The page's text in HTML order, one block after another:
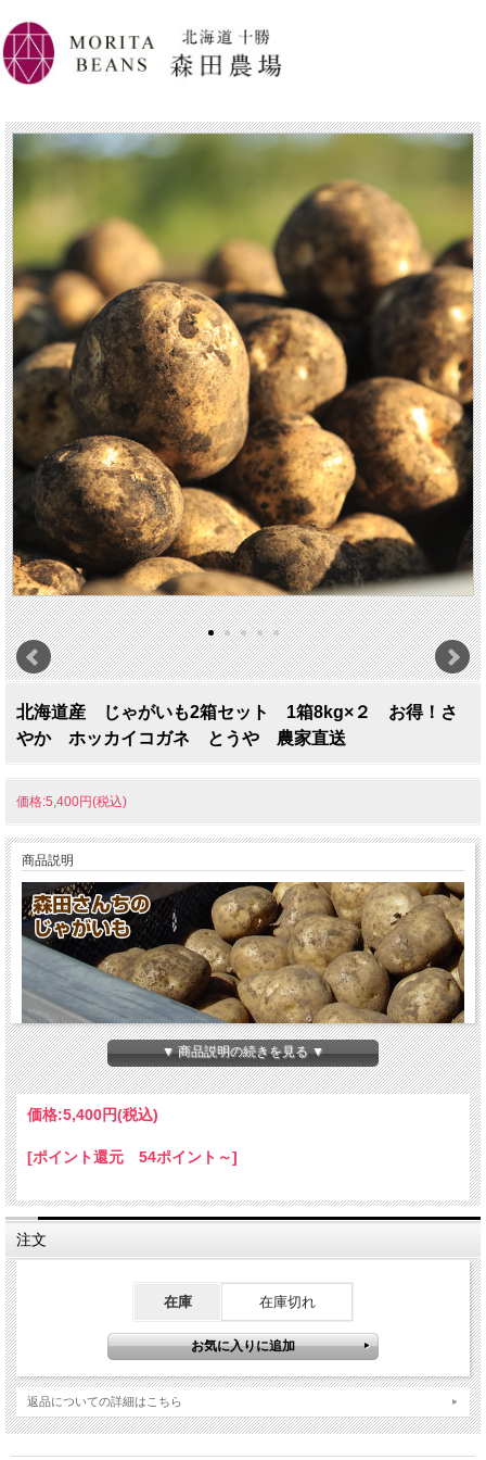
北海道産 じゃがいも2箱セット 1箱8kg×２ お得！さ
やか ホッカイコガネ とうや 農家直送
価格:5,400円(税込)
商品説明
▼ 商品説明の続きを見る ▼
価格:5,400円(税込)
[ポイント還元 54ポイント～]
注文
在庫 在庫切れ
返品についての詳細はこちら